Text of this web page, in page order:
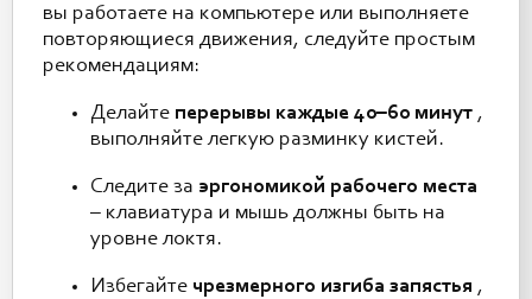
вы работаете на компьютере или выполняете
повторяющиеся движения, следуйте простым
рекомендациям:
Делайте перерывы каждые 40–60 минут ,
выполняйте легкую разминку кистей.
Следите за эргономикой рабочего места
– клавиатура и мышь должны быть на
уровне локтя.
Избегайте чрезмерного изгиба запястья ,